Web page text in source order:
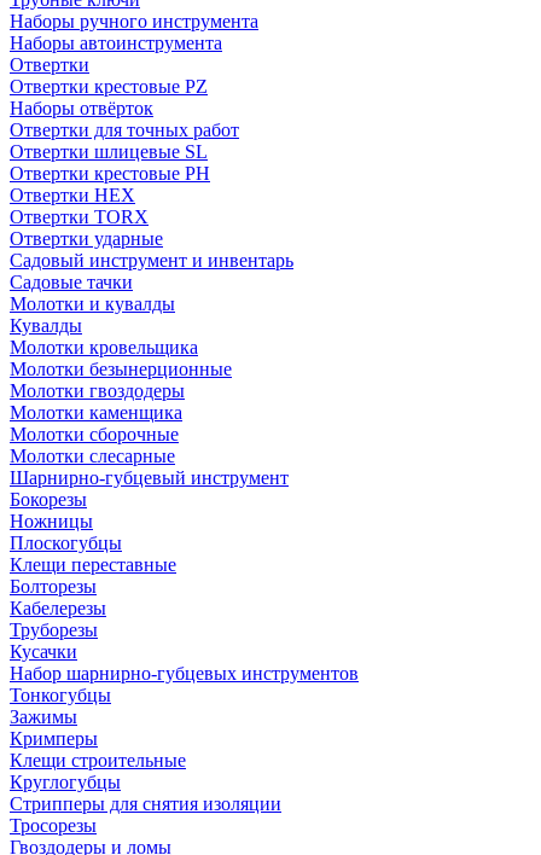
Наборы ручного инструмента
Наборы автоинструмента
Отвертки
Отвертки крестовые PZ
Наборы отвёрток
Отвертки для точных работ
Отвертки шлицевые SL
Отвертки крестовые PH
Отвертки HEX
Отвертки TORX
Отвертки ударные
Садовый инструмент и инвентарь
Садовые тачки
Молотки и кувалды
Кувалды
Молотки кровельщика
Молотки безынерционные
Молотки гвоздодеры
Молотки каменщика
Молотки сборочные
Молотки слесарные
Шарнирно-губцевый инструмент
Бокорезы
Ножницы
Плоскогубцы
Клещи переставные
Болторезы
Кабелерезы
Труборезы
Кусачки
Набор шарнирно-губцевых инструментов
Тонкогубцы
Зажимы
Кримперы
Клещи строительные
Круглогубцы
Стрипперы для снятия изоляции
Тросорезы
Гвоздодеры и ломы